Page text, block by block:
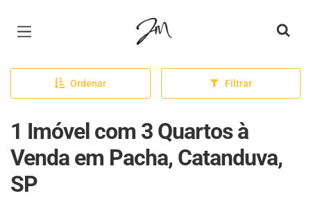
Página inicial
Ordenar Filtrar
1 Imóvel com 3 Quartos à
Venda em Pacha, Catanduva,
SP